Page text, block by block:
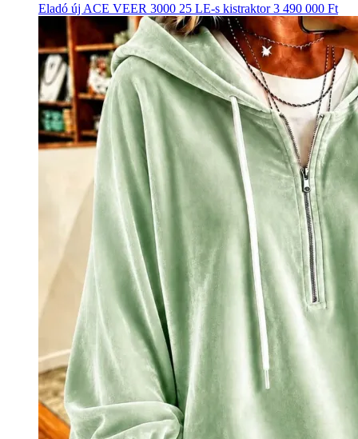
Eladó új ACE VEER 3000 25 LE-s kistraktor 3 490 000 Ft